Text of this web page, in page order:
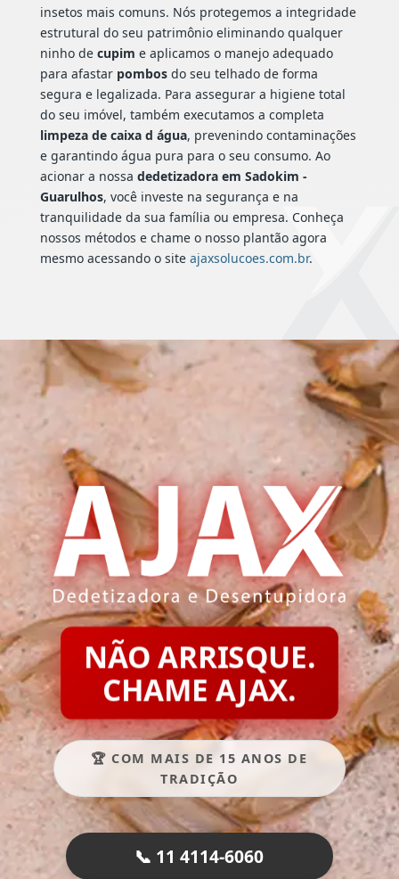
insetos mais comuns. Nós protegemos a integridade
estrutural do seu patrimônio eliminando qualquer
ninho de cupim e aplicamos o manejo adequado
para afastar pombosdo seu telhado de forma
segura e legalizada. Para assegurar a higiene total
do seu imóvel, também executamos a completa
limpeza de caixa d água, prevenindo contaminações
e garantindo água pura para o seu consumo. Ao
acionar a nossa dedetizadora em Sadokim -
Guarulhos, você investe na segurança e na
tranquilidade da sua família ou empresa. Conheça
nossos métodos e chame o nosso plantão agora
mesmo acessando o site ajaxsolucoes.com.br.
NÃO ARRISQUE.
CHAME AJAX.
🏆 COM MAIS DE 15 ANOS DE
TRADIÇÃO
📞 11 4114-6060